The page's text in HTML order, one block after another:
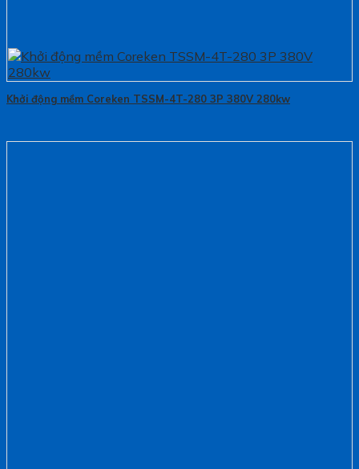
Khởi động mềm Coreken TSSM-4T-280 3P 380V 280kw